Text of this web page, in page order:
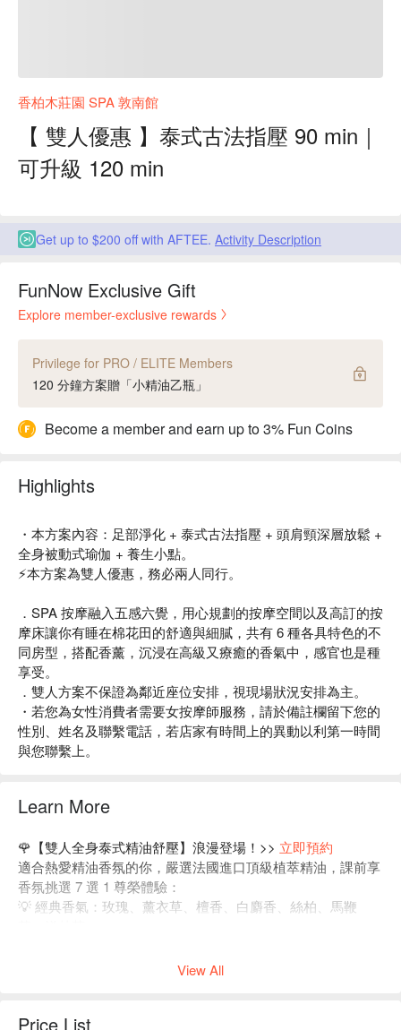
香柏木莊園 SPA 敦南館
【 雙人優惠 】泰式古法指壓 90 min｜
可升級 120 min
Get up to $200 off with AFTEE. Activity Description
FunNow Exclusive Gift
Explore member-exclusive rewards
Privilege for PRO / ELITE Members
120 分鐘方案贈「小精油乙瓶」
Become a member and earn up to 3% Fun Coins
Highlights
・本方案內容：足部淨化 + 泰式古法指壓 + 頭肩頸深層放鬆 +
全身被動式瑜伽 + 養生小點。
⚡️本方案為雙人優惠，務必兩人同行。
．SPA 按摩融入五感六覺，用心規劃的按摩空間以及高訂的按
摩床讓你有睡在棉花田的舒適與細膩，共有 6 種各具特色的不
同房型，搭配香薰，沉浸在高級又療癒的香氣中，感官也是種
享受。
．雙人方案不保證為鄰近座位安排，視現場狀況安排為主。
・若您為女性消費者需要女按摩師服務，請於備註欄留下您的
性別、姓名及聯繫電話，若店家有時間上的異動以利第一時間
與您聯繫上。
Learn More
🌹【雙人全身泰式精油舒壓】浪漫登場！>> 立即預約
適合熱愛精油香氛的你，嚴選法國進口頂級植萃精油，課前享
香氛挑選 7 選 1 尊榮體驗：
💡 經典香氣：玫瑰、薰衣草、檀香、白麝香、絲柏、馬鞭
View All
Price List